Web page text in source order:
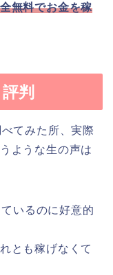
無料でお金を稼
判
てみた所、実際
ような生の声は
いるのに好意的
とも稼げなくて